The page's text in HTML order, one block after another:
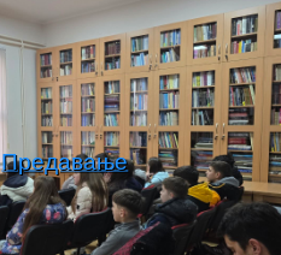
Предавање